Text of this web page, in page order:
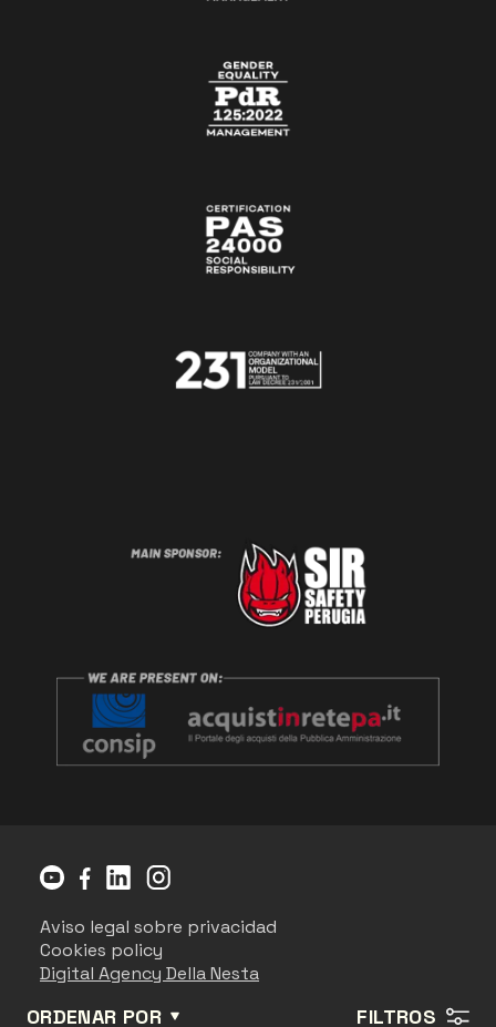
ORDENAR POR FILTROS
Aviso legal sobre privacidad
Cookies policy
Digital Agency Della Nesta